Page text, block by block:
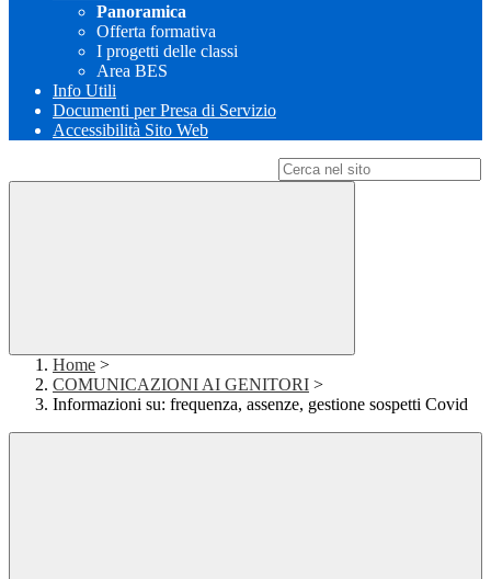
Panoramica
Offerta formativa
I progetti delle classi
Area BES
Info Utili
Documenti per Presa di Servizio
Accessibilità Sito Web
Home >
COMUNICAZIONI AI GENITORI >
Informazioni su: frequenza, assenze, gestione sospetti Covid